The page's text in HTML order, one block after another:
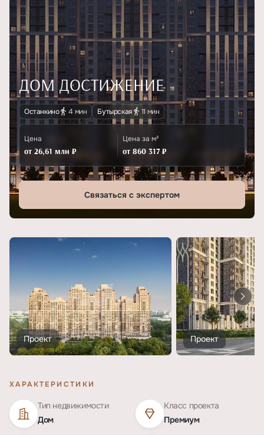
ДОМ ДОСТИЖЕНИЕ
Останкино 4 мин Бутырская 11 мин
Цена
от 26,61 млн ₽
Цена за м²
от 860 317 ₽
Связаться с экспертом
Проект Проект
ХАРАКТЕРИСТИКИ
Тип недвижимости
Дом
Класс проекта
Премиум